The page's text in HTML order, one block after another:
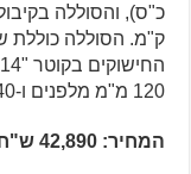
120 מ"מ מלפנים ו-240 מ"מ מאחור.
המחיר: 42,890 ש"ח